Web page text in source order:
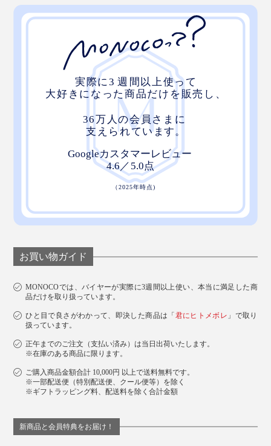
お買い物ガイド
MONOCOでは、バイヤーが実際に3週間以上使い、本当に満足した商
品だけを取り扱っています。
ひと目で良さがわかって、即決した商品は「 君にヒトメボレ 」で取り
扱っています。
正午までのご注文（支払い済み）は当日出荷いたします。
※在庫のある商品に限ります。
ご購入商品金額合計 10,000円 以上で送料無料です。
※一部配送便（特別配送便、クール便等）を除く
※ギフトラッピング料、配送料を除く合計金額
新商品と会員特典をお届け！